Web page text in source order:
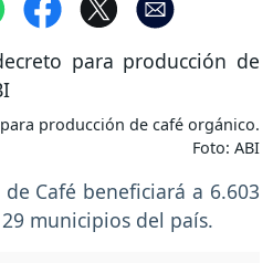
producción de café orgánico.
Foto: ABI
Café beneficiará a 6.603
municipios del país.